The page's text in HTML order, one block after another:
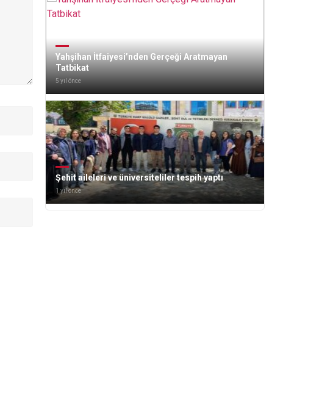
Yahşihan İtfaiyesi’nden Gerçeği Aratmayan
Tatbikat
5 yıl önce
Şehit aileleri ve üniversiteliler tespih yaptı
1 yıl önce